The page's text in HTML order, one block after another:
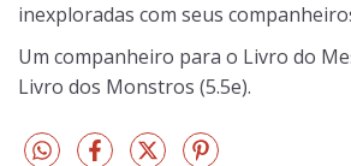
inexploradas com seus
Um companheiro para o Livro do
Livro dos Monstros (5.5e).